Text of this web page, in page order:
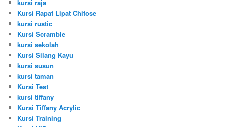
kursi raja
Kursi Rapat Lipat Chitose
kursi rustic
Kursi Scramble
kursi sekolah
Kursi Silang Kayu
kursi susun
kursi taman
Kursi Test
kursi tiffany
Kursi Tiffany Acrylic
Kursi Training